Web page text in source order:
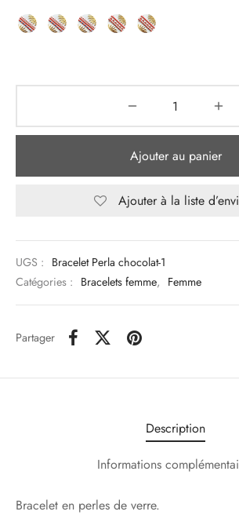
Ajouter au panier
Ajouter à la liste
UGS : Bracelet Perla chocolat-1
Catégories : Bracelets femme, Femme
Partager
Description
Informations
Bracelet en perles de verre.